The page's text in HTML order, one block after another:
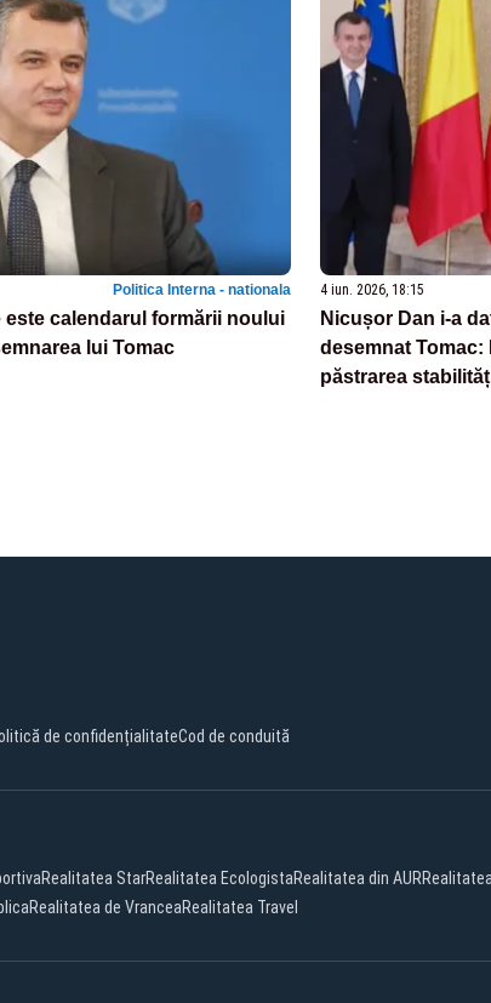
Politica Interna - nationala
este calendarul formării noului
lui Tomac
4 iun. 2026, 18:15
Nicușor Dan i-a
desemnat
păstrarea
de confidențialitateCod de conduită
Realitatea StarRealitatea EcologistaRealitatea din AUR
Realitatea de VranceaRealitatea Travel